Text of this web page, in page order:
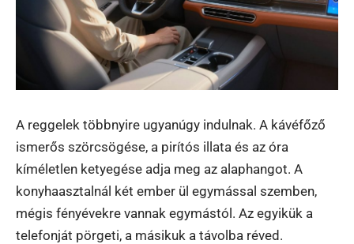
A reggelek többnyire ugyanúgy indulnak. A kávéfőző
ismerős szörcsögése, a pirítós illata és az óra
kíméletlen ketyegése adja meg az alaphangot. A
konyhaasztalnál két ember ül egymással szemben,
mégis fényévekre vannak egymástól. Az egyikük a
telefonját pörgeti, a másikuk a távolba réved.